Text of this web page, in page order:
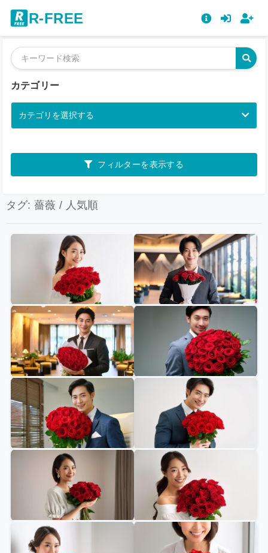
R-FREE
カテゴリー
カテゴリを選択する
フィルターを表示する
タグ: 薔薇 / 人気順